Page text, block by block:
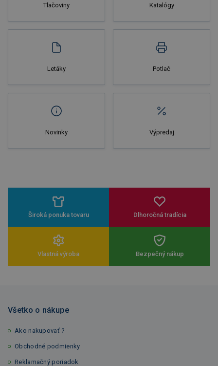
Tlačoviny Katalógy
Letáky Potlač
Novinky Výpredaj
Široká ponuka tovaru Dlhoročná tradícia
Vlastná výroba Bezpečný nákup
Všetko o nákupe
Ako nakupovať ?
Obchodné podmienky
Reklamačný poriadok